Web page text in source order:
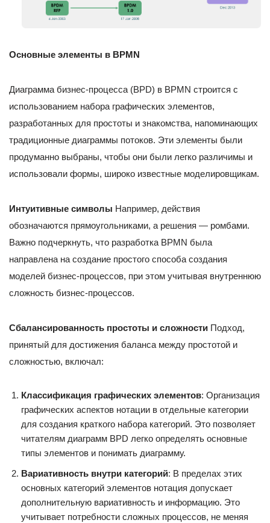
Основные элементы в BPMN
Диаграмма бизнес-процесса (BPD) в BPMN строится с
использованием набора графических элементов,
разработанных для простоты и знакомства, напоминающих
традиционные диаграммы потоков. Эти элементы были
продуманно выбраны, чтобы они были легко различимы и
использовали формы, широко известные моделировщикам.
Интуитивные символы Например, действия
обозначаются прямоугольниками, а решения — ромбами.
Важно подчеркнуть, что разработка BPMN была
направлена на создание простого способа создания
моделей бизнес-процессов, при этом учитывая внутреннюю
сложность бизнес-процессов.
Сбалансированность простоты и сложности Подход,
принятый для достижения баланса между простотой и
сложностью, включал:
Классификация графических элементов: Организация
графических аспектов нотации в отдельные категории
для создания краткого набора категорий. Это позволяет
читателям диаграмм BPD легко определять основные
типы элементов и понимать диаграмму.
Вариативность внутри категорий: В пределах этих
основных категорий элементов нотация допускает
дополнительную вариативность и информацию. Это
учитывает потребности сложных процессов, не меняя